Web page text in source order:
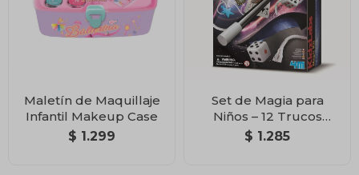
Maletín de Maquillaje
Infantil Makeup Case
$ 1.299
Set de Magia para
Niños – 12 Trucos
Divertidos
$ 1.285